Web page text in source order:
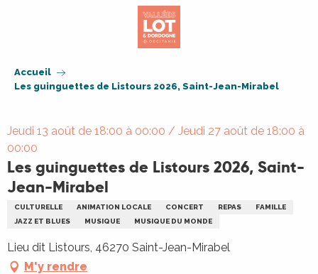
Accueil
Les guinguettes de Listours 2026, Saint-Jean-Mirabel
Jeudi 13 août de 18:00 à 00:00 / Jeudi 27 août de 18:00 à
00:00
Les guinguettes de Listours 2026, Saint-
Jean-Mirabel
CULTURELLE ANIMATION LOCALE CONCERT REPAS
FAMILLE
JAZZ ET BLUES
MUSIQUE MUSIQUE DU MONDE
Lieu dit Listours, 46270 Saint-Jean-Mirabel
M'y rendre